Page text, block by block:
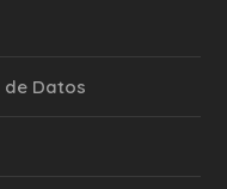
de Datos